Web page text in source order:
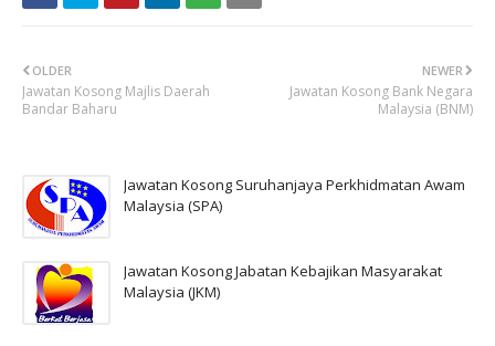
NEWER
Jawatan Kosong Bank Negara
Malaysia (BNM)
OLDER
Jawatan Kosong Majlis Daerah
Bandar Baharu
Jawatan Kosong Suruhanjaya Perkhidmatan Awam
Malaysia (SPA)
Jawatan Kosong Jabatan Kebajikan Masyarakat
Malaysia (JKM)